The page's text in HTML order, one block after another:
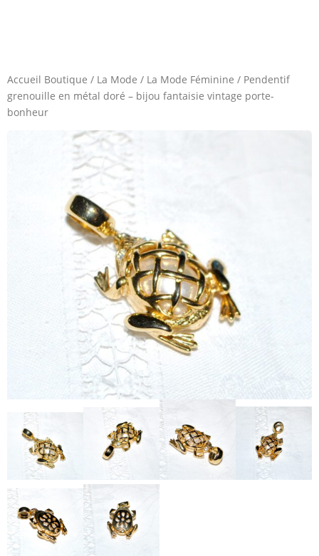
Accueil Boutique / La Mode / La Mode Féminine / Pendentif
grenouille en métal doré – bijou fantaisie vintage porte-
bonheur